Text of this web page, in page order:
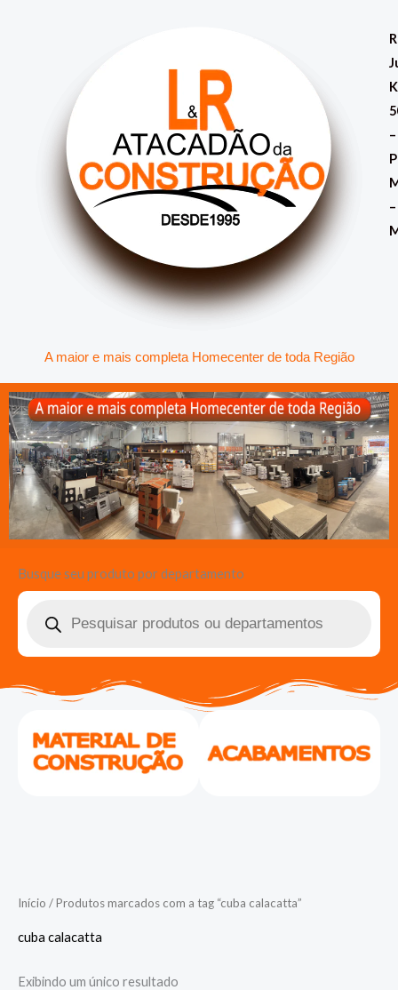
–
–
A maior e mais completa Homecenter de toda Região
Busque seu produto por departamento
Pesquisar
Início / Produtos marcados com a tag “cuba calacatta”
cuba calacatta
Exibindo um único resultado